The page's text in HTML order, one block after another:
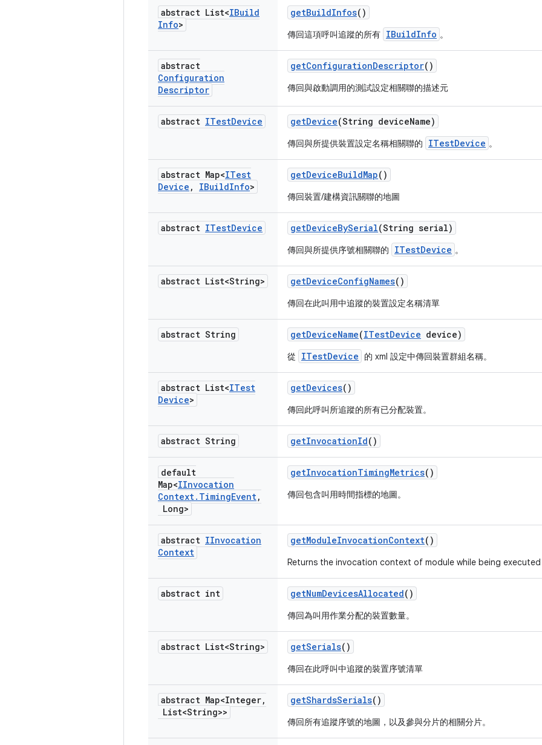
abstract List<IBuild
Info>
getBuildInfos()
傳回這項呼叫追蹤的所有 IBuildInfo 。
abstract
Configuration
Descriptor
getConfigurationDescriptor()
傳回與啟動調用的測試設定相關聯的描述元
abstract ITestDevice getDevice(String deviceName)
傳回與所提供裝置設定名稱相關聯的 ITestDevice 。
abstract Map<ITest
Device , IBuildInfo>
getDeviceBuildMap()
傳回裝置/建構資訊關聯的地圖
abstract ITestDevice getDeviceBySerial(String serial)
傳回與所提供序號相關聯的 ITestDevice 。
abstract List<String> getDeviceConfigNames()
傳回在此叫用中追蹤的裝置設定名稱清單
abstract String getDeviceName(ITestDevice device)
從 ITestDevice 的 xml 設定中傳回裝置群組名稱。
abstract List<ITest
Device>
getDevices()
傳回此呼叫所追蹤的所有已分配裝置。
abstract String getInvocationId()
default
Map<IInvocation
Context. TimingEvent,
Long>
getInvocationTimingMetrics()
傳回包含叫用時間指標的地圖。
abstract IInvocation
Context
getModuleInvocationContext()
Returns the invocation context of module while being
abstract int getNumDevicesAllocated()
傳回為叫用作業分配的裝置數量。
abstract List<String> getSerials()
傳回在此呼叫中追蹤的裝置序號清單
abstract Map<Integer,
List<String>>
getShardsSerials()
傳回所有追蹤序號的地圖，以及參與分片的相關分片。